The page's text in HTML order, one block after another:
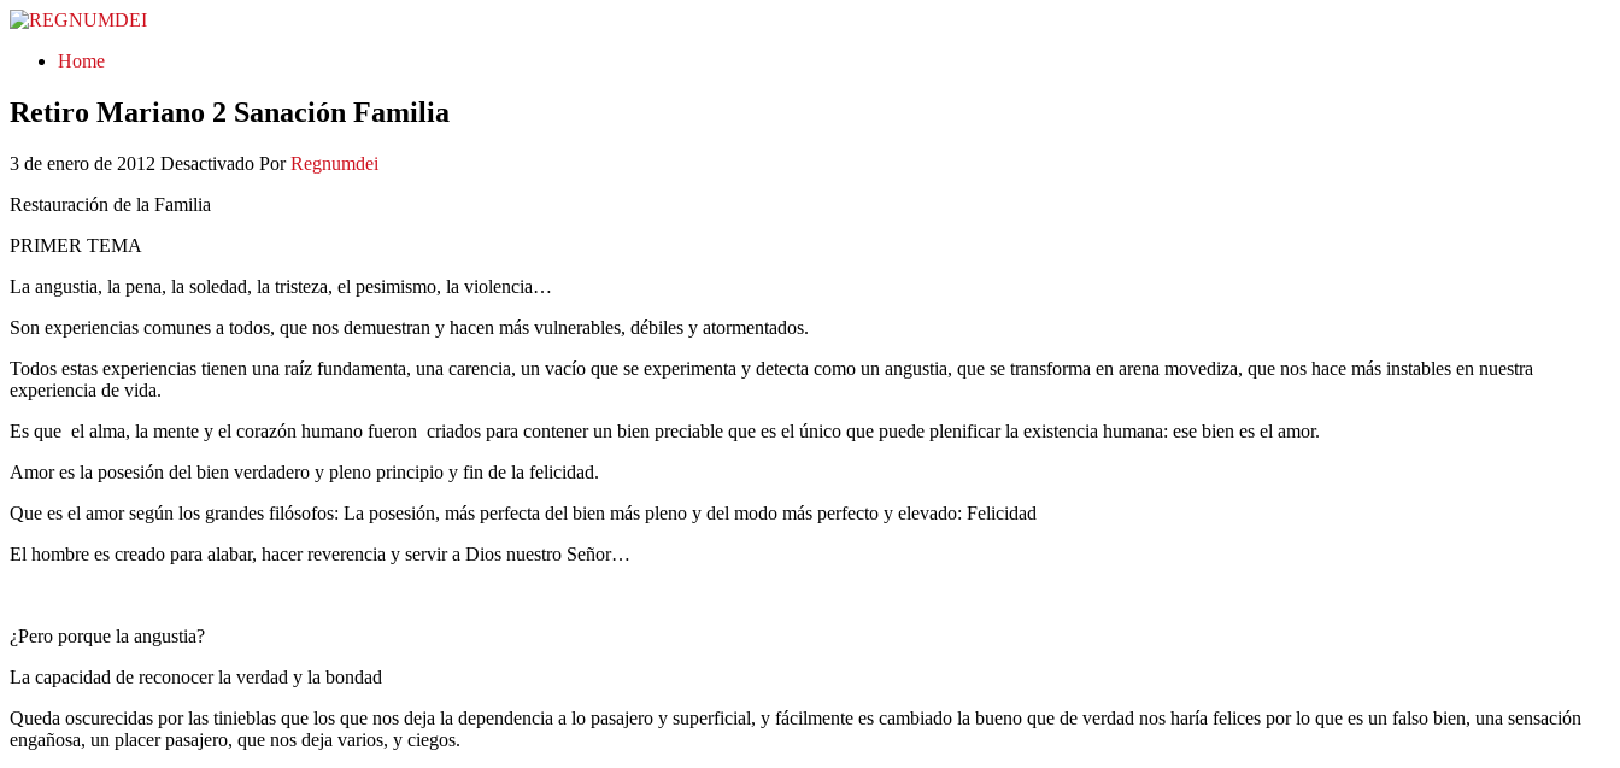
REGNUMDEI
Home
Retiro Mariano 2 Sanación Familia
3 de enero de 2012 Desactivado Por Regnumdei
Restauración de la Familia
PRIMER TEMA
La angustia, la pena, la soledad, la tristeza, el pesimismo, la violencia…
Son experiencias comunes a todos, que nos demuestran y hacen más vulnerables, débiles y atormentados.
Todos estas experiencias tienen una raíz fundamenta, una carencia, un vacío que se experimenta y detecta como un angustia, que se transforma en arena movediza, que nos hace más instables en nuestra
experiencia de vida.
Es que el alma, la mente y el corazón humano fueron criados para contener un bien preciable que es el único que puede plenificar la existencia humana: ese bien es el amor.
Amor es la posesión del bien verdadero y pleno principio y fin de la felicidad.
Que es el amor según los grandes filósofos: La posesión, más perfecta del bien más pleno y del modo más perfecto y elevado: Felicidad
El hombre es creado para alabar, hacer reverencia y servir a Dios nuestro Señor…
¿Pero porque la angustia?
La capacidad de reconocer la verdad y la bondad
Queda oscurecidas por las tinieblas que los que nos deja la dependencia a lo pasajero y superficial, y fácilmente es cambiado la bueno que de verdad nos haría felices por lo que es un falso bien, una sensación
engañosa, un placer pasajero, que nos deja varios, y ciegos.